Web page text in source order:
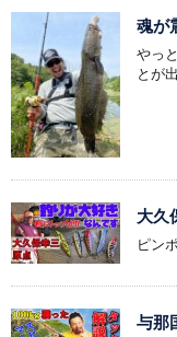
魂が
やっ
とが
大久
ピン
与那